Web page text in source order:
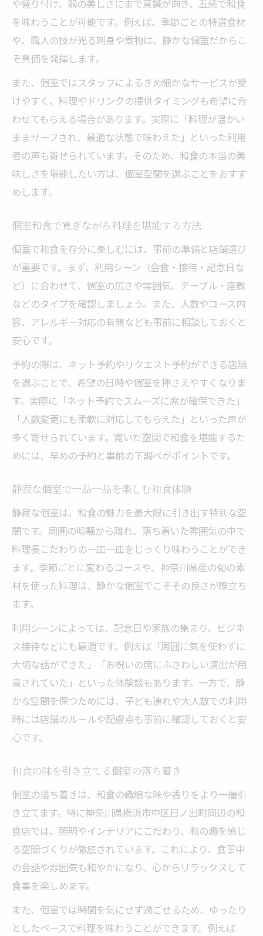
や盛り付け、器の美しさにまで意識が向き、五感で和食
を味わうことが可能です。例えば、季節ごとの特選食材
や、職人の技が光る刺身や煮物は、静かな個室だからこ
そ真価を発揮します。
また、個室ではスタッフによるきめ細かなサービスが受
けやすく、料理やドリンクの提供タイミングも希望に合
わせてもらえる場合があります。実際に「料理が温かい
ままサーブされ、最適な状態で味わえた」といった利用
者の声も寄せられています。そのため、和食の本当の美
味しさを堪能したい方は、個室空間を選ぶことをおすす
めします。
個室和食で寛ぎながら料理を堪能する方法
個室で和食を存分に楽しむには、事前の準備と店舗選び
が重要です。まず、利用シーン（会食・接待・記念日な
ど）に合わせて、個室の広さや雰囲気、テーブル・座敷
などのタイプを確認しましょう。また、人数やコース内
容、アレルギー対応の有無なども事前に相談しておくと
安心です。
予約の際は、ネット予約やリクエスト予約ができる店舗
を選ぶことで、希望の日時や個室を押さえやすくなりま
す。実際に「ネット予約でスムーズに席が確保できた」
「人数変更にも柔軟に対応してもらえた」といった声が
多く寄せられています。寛いだ空間で和食を堪能するた
めには、早めの予約と事前の下調べがポイントです。
静寂な個室で一品一品を楽しむ和食体験
静寂な個室は、和食の魅力を最大限に引き出す特別な空
間です。周囲の喧騒から離れ、落ち着いた雰囲気の中で
料理長こだわりの一皿一皿をじっくり味わうことができ
ます。季節ごとに変わるコースや、神奈川県産の旬の素
材を使った料理は、静かな個室でこそその良さが際立ち
ます。
利用シーンによっては、記念日や家族の集まり、ビジネ
ス接待などにも最適です。例えば「周囲に気を使わずに
大切な話ができた」「お祝いの席にふさわしい演出が用
意されていた」といった体験談もあります。一方で、静
かな空間を保つためには、子ども連れや大人数での利用
時には店舗のルールや配慮点も事前に確認しておくと安
心です。
和食の味を引き立てる個室の落ち着き
個室の落ち着きは、和食の繊細な味や香りをより一層引
き立てます。特に神奈川県横浜市中区日ノ出町周辺の和
食店では、照明やインテリアにこだわり、和の趣を感じ
る空間づくりが徹底されています。これにより、食事中
の会話や雰囲気も和やかになり、心からリラックスして
食事を楽しめます。
また、個室では時間を気にせず過ごせるため、ゆったり
としたペースで料理を味わうことができます。例えば